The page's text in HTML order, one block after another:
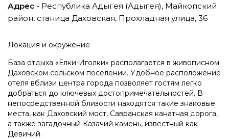
Адрес - Республика Адыгея (Адыгея), Майкопский
район, станица Даховская, Прохладная улица, 36
Локация и окружение
База отдыха «Ёлки-Иголки» располагается в живописном
Даховском сельском поселении. Удобное расположение
отеля вблизи центра города позволяет гостям легко
добраться до ключевых достопримечательностей. В
непосредственной близости находятся такие знаковые
места, как Даховский мост, Савранская канатная дорога,
а также загадочный Казачий камень, известный как
Девичий.